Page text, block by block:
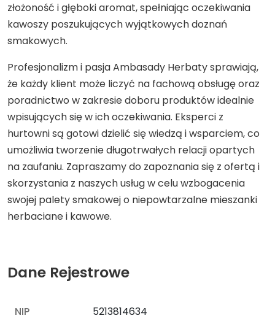
złożoność i głęboki aromat, spełniając oczekiwania
kawoszy poszukujących wyjątkowych doznań
smakowych.
Profesjonalizm i pasja Ambasady Herbaty sprawiają,
że każdy klient może liczyć na fachową obsługę oraz
poradnictwo w zakresie doboru produktów idealnie
wpisujących się w ich oczekiwania. Eksperci z
hurtowni są gotowi dzielić się wiedzą i wsparciem, co
umożliwia tworzenie długotrwałych relacji opartych
na zaufaniu. Zapraszamy do zapoznania się z ofertą i
skorzystania z naszych usług w celu wzbogacenia
swojej palety smakowej o niepowtarzalne mieszanki
herbaciane i kawowe.
Dane Rejestrowe
NIP 5213814634